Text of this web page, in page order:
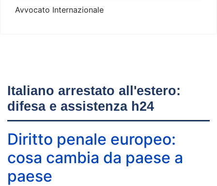
Avvocato Internazionale
Italiano arrestato all'estero:
difesa e assistenza h24
Diritto penale europeo:
cosa cambia da paese a
paese